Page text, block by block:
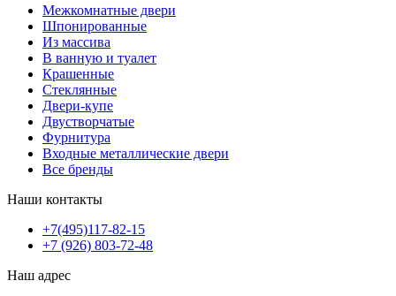
Межкомнатные двери
Шпонированные
Из массива
В ванную и туалет
Крашенные
Стеклянные
Двери-купе
Двустворчатые
Фурнитура
Входные металлические двери
Все бренды
Наши контакты
+7(495)117-82-15
+7 (926) 803-72-48
Наш адрес